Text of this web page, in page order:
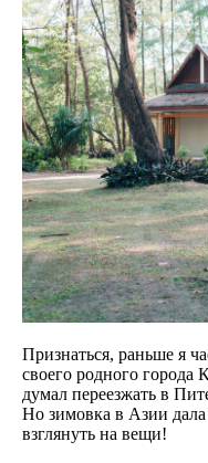
Признаться, раньше я
своего родного
думал переезжать в
Но зимовка в Азии
взглянуть на вещи!